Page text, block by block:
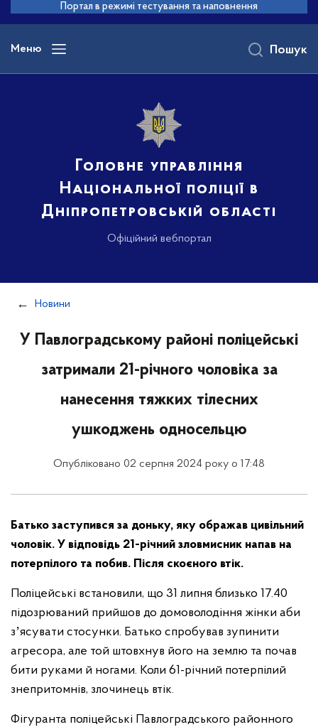
основного
вмісту
Портал в режимі тестування та наповнення
Меню
Головне управління
Національної поліції в
Дніпропетровській області
Офіційний вебпортал
Пошук
Новини
У Павлоградському районі поліцейські
затримали 21-річного чоловіка за
нанесення тяжких тілесних
ушкоджень односельцю
Опубліковано 02 серпня 2024 року о 17:48
Батько заступився за доньку, яку ображав цивільний
чоловік. У відповідь 21-річний зловмисник напав на
потерпілого та побив. Після скоєного втік.
Поліцейські встановили, що 31 липня близько 17.40
підозрюваний прийшов до домоволодіння жінки аби
зʼясувати стосунки. Батько спробував зупинити
агресора, але той штовхнув його на землю та почав
бити руками й ногами. Коли 61-річний потерпілий
знепритомнів, злочинець втік.
Фігуранта поліцейські Павлоградського районного